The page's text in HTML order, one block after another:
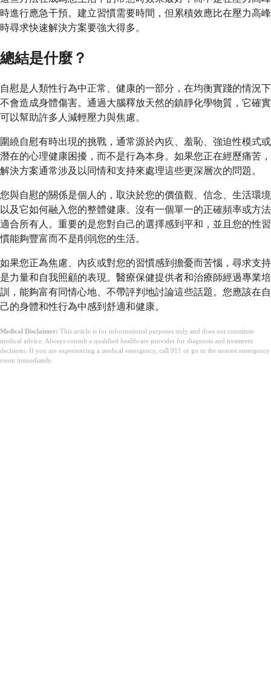
時進行應急干預。建立習慣需要時間，但累積效應比在壓力高峰
時尋求快速解決方案要強大得多。
總結是什麼？
自慰是人類性行為中正常、健康的一部分，在均衡實踐的情況下
不會造成身體傷害。通過大腦釋放天然的鎮靜化學物質，它確實
可以幫助許多人減輕壓力與焦慮。
圍繞自慰有時出現的挑戰，通常源於內疚、羞恥、強迫性模式或
潛在的心理健康困擾，而不是行為本身。如果您正在經歷痛苦，
解決方案通常涉及以同情和支持來處理這些更深層次的問題。
您與自慰的關係是個人的，取決於您的價值觀、信念、生活環境
以及它如何融入您的整體健康。沒有一個單一的正確頻率或方法
適合所有人。重要的是您對自己的選擇感到平和，並且您的性習
慣能夠豐富而不是削弱您的生活。
如果您正為焦慮、內疚或對您的習慣感到擔憂而苦惱，尋求支持
是力量和自我照顧的表現。醫療保健提供者和治療師經過專業培
訓，能夠富有同情心地、不帶評判地討論這些話題。您應該在自
己的身體和性行為中感到舒適和健康。
Medical Disclaimer: This article is for informational purposes only and does not constitute
medical advice. Always consult a qualified healthcare provider for diagnosis and treatment
decisions. If you are experiencing a medical emergency, call 911 or go to the nearest emergency
room immediately.